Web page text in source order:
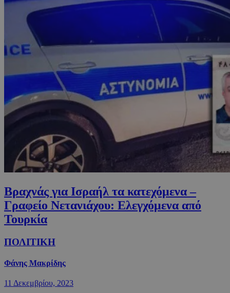
Βραχνάς για Ισραήλ τα κατεχόμενα –
Γραφείο Νετανιάχου: Ελεγχόμενα από
Τουρκία
ΠΟΛΙΤΙΚΗ
Φάνης Μακρίδης
11 Δεκεμβρίου, 2023